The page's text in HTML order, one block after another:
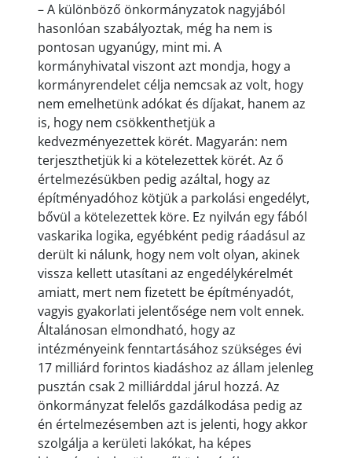
– A különböző önkormányzatok nagyjából
hasonlóan szabályoztak, még ha nem is
pontosan ugyanúgy, mint mi. A
kormányhivatal viszont azt mondja, hogy a
kormányrendelet célja nemcsak az volt, hogy
nem emelhetünk adókat és díjakat, hanem az
is, hogy nem csökkenthetjük a
kedvezményezettek körét. Magyarán: nem
terjeszthetjük ki a kötelezettek körét. Az ő
értelmezésükben pedig azáltal, hogy az
építményadóhoz kötjük a parkolási engedélyt,
bővül a kötelezettek köre. Ez nyilván egy fából
vaskarika logika, egyébként pedig ráadásul az
derült ki nálunk, hogy nem volt olyan, akinek
vissza kellett utasítani az engedélykérelmét
amiatt, mert nem fizetett be építményadót,
vagyis gyakorlati jelentősége nem volt ennek.
Általánosan elmondható, hogy az
intézményeink fenntartásához szükséges évi
17 milliárd forintos kiadáshoz az állam jelenleg
pusztán csak 2 milliárddal járul hozzá. Az
önkormányzat felelős gazdálkodása pedig az
én értelmezésemben azt is jelenti, hogy akkor
szolgálja a kerületi lakókat, ha képes